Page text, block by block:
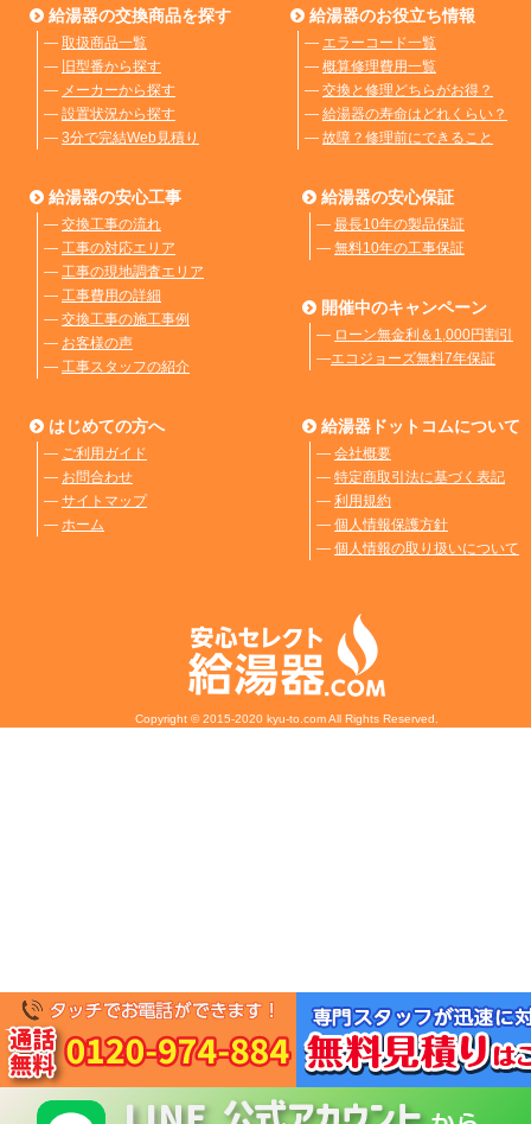
給湯器の交換商品を探す
― 取扱商品一覧
― 旧型番から探す
― メーカーから探す
― 設置状況から探す
― 3分で完結Web見積り
給湯器のお役立ち情報
― エラーコード一覧
― 概算修理費用一覧
― 交換と修理どちらがお得？
― 給湯器の寿命はどれくらい？
― 故障？修理前にできること
給湯器の安心工事
― 交換工事の流れ
― 工事の対応エリア
― 工事の現地調査エリア
― 工事費用の詳細
― 交換工事の施工事例
― お客様の声
― 工事スタッフの紹介
給湯器の安心保証
― 最長10年の製品保証
― 無料10年の工事保証
開催中のキャンペーン
― ローン無金利＆1,000円割引
―エコジョーズ無料7年保証
はじめての方へ
― ご利用ガイド
― お問合わせ
― サイトマップ
― ホーム
給湯器ドットコムについて
― 会社概要
― 特定商取引法に基づく表記
― 利用規約
― 個人情報保護方針
― 個人情報の取り扱いについて
Copyright © 2015-2020 kyu-to.com All Rights Reserved.